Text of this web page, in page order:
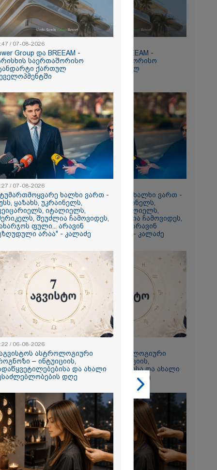
1032.90
დღეს არ
ცოტნესთვის
სახლში
ცხოვრობს
ერთი
არ არის
- ანა
მიგვაჩნია,
გასვენება
მოხდეს, ეს
ისეთი
უნდა
შფოთვა
- დედა
Tower Group და BREEAM -
ხარისხის საერთაშორისო
სტანდარტი ქართულ
"სტუმართმოყვარე ხალხი ვართ -
რუსს, ყაზახს, უკრაინელს,
შვეიცარიელს, იტალიელს,
ამერიკელს, შეუძლია ჩამოვიდეს,
დახარჯოს ფული... არავინ
შეზღუდული არაა" - კალაძე
7 აგვისტოს ასტროლოგიური
პროგნოზი – ინტუიციის,
გადაწყვეტილებებისა და ახალი
შესაძლებლობების დღე
/ 07-08-2026
Group და BREEAM -
საერთაშორისო
ქართულ
/ 07-08-2026
ხალხი ვართ -
ყაზახს, უკრაინელს,
იტალიელს,
შეუძლია ჩამოვიდეს,
ფული... არავინ
არაა" - კალაძე
/ 06-08-2026
ასტროლოგიური
– ინტუიციის,
და ახალი
დღე